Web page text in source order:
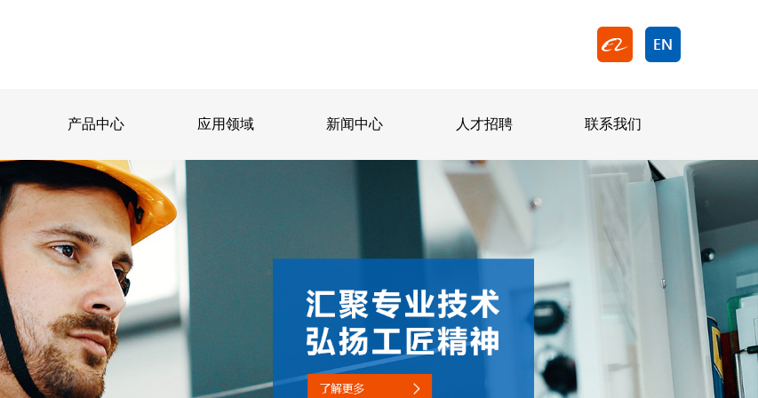
产品中心 应用领域 新闻中心 人才招聘 联系我们